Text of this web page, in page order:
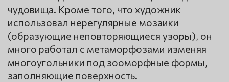
чудовища. Кроме того, что художник
использовал нерегулярные мозаики
(образующие неповторяющиеся узоры), он
много работал с метаморфозами изменяя
многоугольники под зооморфные формы,
заполняющие поверхность.